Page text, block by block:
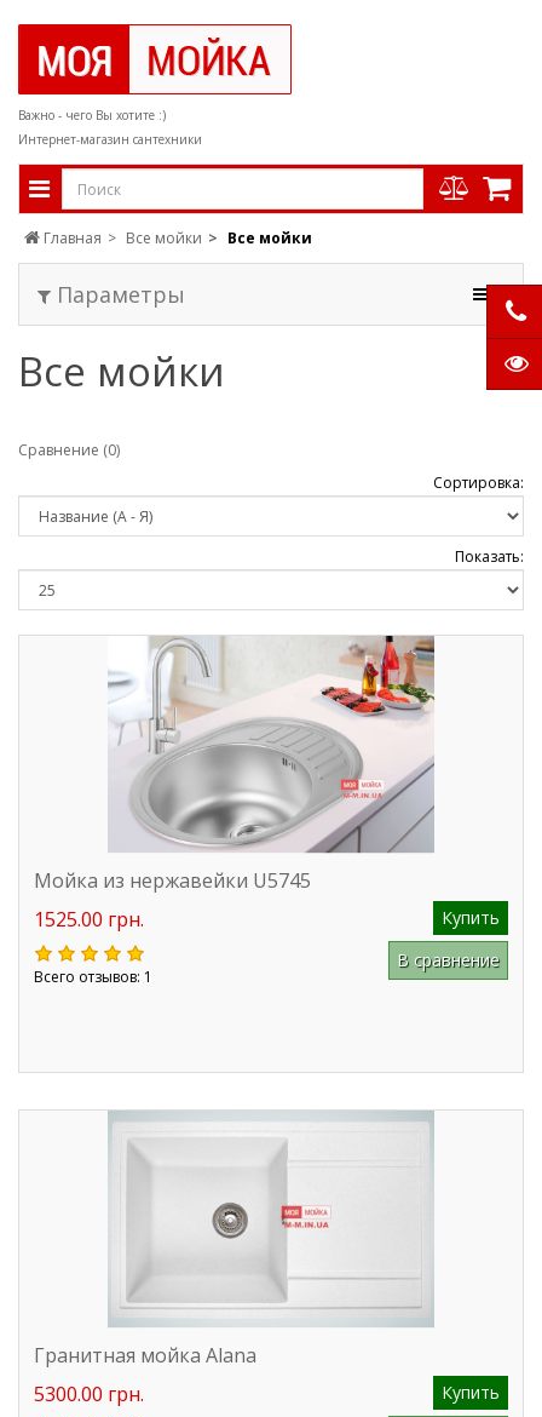
Важно - чего Вы хотите :)
Интернет-магазин сантехники
Главная Все мойки Все мойки
Параметры
Все мойки
Сравнение (0)
Сортировка:
Показать:
Мойка из нержавейки U5745
1525.00 грн.
Купить
Всего отзывов: 1
В сравнение
Гранитная мойка Alana
5300.00 грн.
Купить